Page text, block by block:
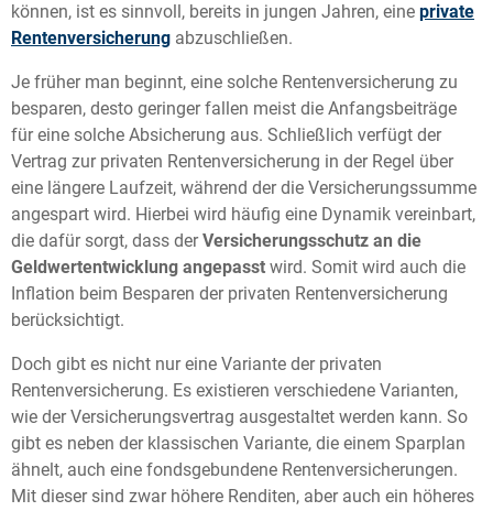
können, ist es sinnvoll, bereits in jungen Jahren, eine private
Rentenversicherung abzuschließen.
Je früher man beginnt, eine solche Rentenversicherung zu
besparen, desto geringer fallen meist die Anfangsbeiträge
für eine solche Absicherung aus. Schließlich verfügt der
Vertrag zur privaten Rentenversicherung in der Regel über
eine längere Laufzeit, während der die Versicherungssumme
angespart wird. Hierbei wird häufig eine Dynamik vereinbart,
die dafür sorgt, dass derVersicherungsschutz an die
Geldwertentwicklung angepasst wird. Somit wird auch die
Inflation beim Besparen der privaten Rentenversicherung
berücksichtigt.
Doch gibt es nicht nur eine Variante der privaten
Rentenversicherung. Es existieren verschiedene Varianten,
wie der Versicherungsvertrag ausgestaltet werden kann. So
gibt es neben der klassischen Variante, die einem Sparplan
ähnelt, auch eine fondsgebundene Rentenversicherungen.
Mit dieser sind zwar höhere Renditen, aber auch ein höheres